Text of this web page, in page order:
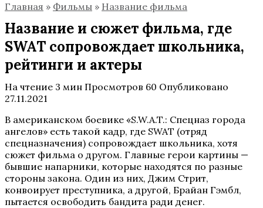
Главная » Фильмы » Название фильма
Название и сюжет фильма, где
SWAT сопровождает школьника,
рейтинги и актеры
На чтение 3 мин Просмотров 60 Опубликовано
27.11.2021
В американском боевике «S.W.A.T.: Спецназ города
ангелов» есть такой кадр, где SWAT (отряд
спецназначения) сопровождает школьника, хотя
сюжет фильма о другом. Главные герои картины —
бывшие напарники, которые находятся по разные
стороны закона. Один из них, Джим Стрит,
конвоирует преступника, а другой, Брайан Гэмбл,
пытается освободить бандита ради денег.